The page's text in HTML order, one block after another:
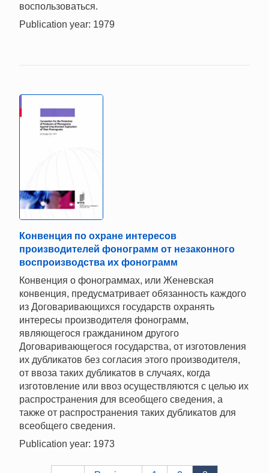
воспользоваться.
Publication year: 1979
Конвенция по охране интересов
производителей фонограмм от незаконного
воспроизводства их фонограмм
Конвенция о фонограммах, или Женевская
конвенция, предусматривает обязанность каждого
из Договаривающихся государств охранять
интересы производителя фонограмм,
являющегося гражданином другого
Договаривающегося государства, от изготовления
их дубликатов без согласия этого производителя,
от ввоза таких дубликатов в случаях, когда
изготовление или ввоз осуществляются с целью их
распространения для всеобщего сведения, а
также от распространения таких дубликатов для
всеобщего сведения.
Publication year: 1973